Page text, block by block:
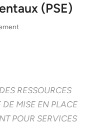
(PSE)
RESSOURCES
DE MISE EN PLACE
POUR SERVICES